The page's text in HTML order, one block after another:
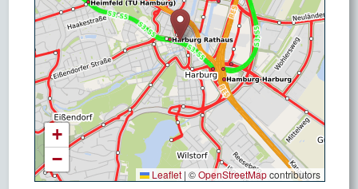
+
−
Leaflet | ©OpenStreetMapcontributors